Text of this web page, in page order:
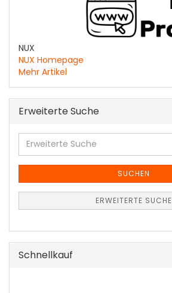
NUX
NUX Homepage
Mehr Artikel
Erweiterte Suche
Erweiterte
Suche
SUCHEN
ERWEITERTE SUCHE
Schnellkauf